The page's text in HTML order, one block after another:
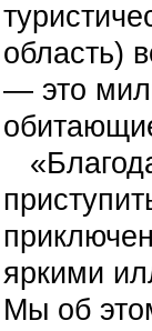
область)
— это
яркими
Мы об